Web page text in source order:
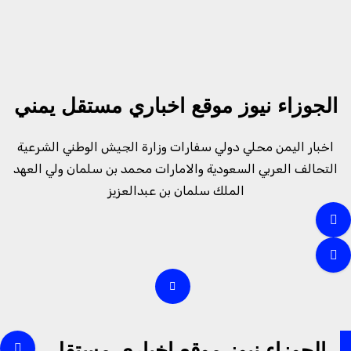
الجوزاء نيوز موقع اخباري مستقل يمني
اخبار اليمن محلي دولي سفارات وزارة الجيش الوطني الشرعية
التحالف العربي السعودية والامارات محمد بن سلمان ولي العهد
الملك سلمان بن عبدالعزيز